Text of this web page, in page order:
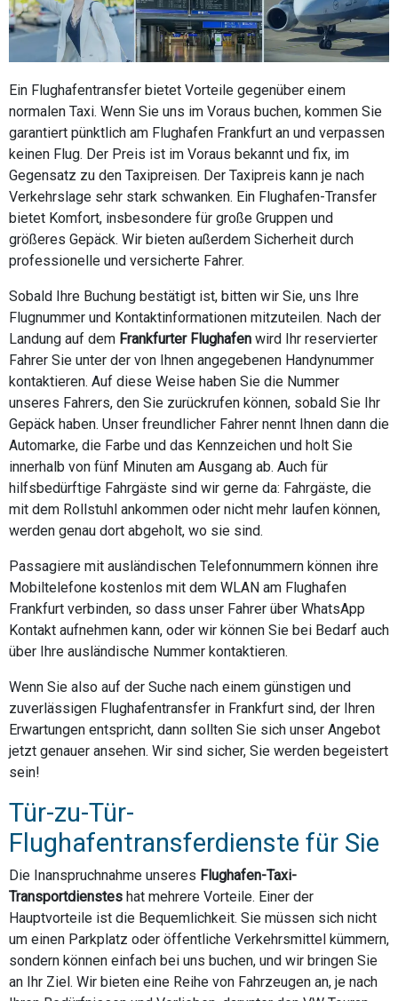
Ein Flughafentransfer bietet Vorteile gegenüber einem
normalen Taxi. Wenn Sie uns im Voraus buchen, kommen Sie
garantiert pünktlich am Flughafen Frankfurt an und verpassen
keinen Flug. Der Preis ist im Voraus bekannt und fix, im
Gegensatz zu den Taxipreisen. Der Taxipreis kann je nach
Verkehrslage sehr stark schwanken. Ein Flughafen-Transfer
bietet Komfort, insbesondere für große Gruppen und
größeres Gepäck. Wir bieten außerdem Sicherheit durch
professionelle und versicherte Fahrer.
Sobald Ihre Buchung bestätigt ist, bitten wir Sie, uns Ihre
Flugnummer und Kontaktinformationen mitzuteilen. Nach der
Landung auf dem Frankfurter Flughafen wird Ihr reservierter
Fahrer Sie unter der von Ihnen angegebenen Handynummer
kontaktieren. Auf diese Weise haben Sie die Nummer
unseres Fahrers, den Sie zurückrufen können, sobald Sie Ihr
Gepäck haben. Unser freundlicher Fahrer nennt Ihnen dann die
Automarke, die Farbe und das Kennzeichen und holt Sie
innerhalb von fünf Minuten am Ausgang ab. Auch für
hilfsbedürftige Fahrgäste sind wir gerne da: Fahrgäste, die
mit dem Rollstuhl ankommen oder nicht mehr laufen können,
werden genau dort abgeholt, wo sie sind.
Passagiere mit ausländischen Telefonnummern können ihre
Mobiltelefone kostenlos mit dem WLAN am Flughafen
Frankfurt verbinden, so dass unser Fahrer über WhatsApp
Kontakt aufnehmen kann, oder wir können Sie bei Bedarf auch
über Ihre ausländische Nummer kontaktieren.
Wenn Sie also auf der Suche nach einem günstigen und
zuverlässigen Flughafentransfer in Frankfurt sind, der Ihren
Erwartungen entspricht, dann sollten Sie sich unser Angebot
jetzt genauer ansehen. Wir sind sicher, Sie werden begeistert
sein!
Tür-zu-Tür-
Flughafentransferdienste für Sie
Die Inanspruchnahme unseres Flughafen-Taxi-
Transportdienstes hat mehrere Vorteile. Einer der
Hauptvorteile ist die Bequemlichkeit. Sie müssen sich nicht
um einen Parkplatz oder öffentliche Verkehrsmittel kümmern,
sondern können einfach bei uns buchen, und wir bringen Sie
an Ihr Ziel. Wir bieten eine Reihe von Fahrzeugen an, je nach